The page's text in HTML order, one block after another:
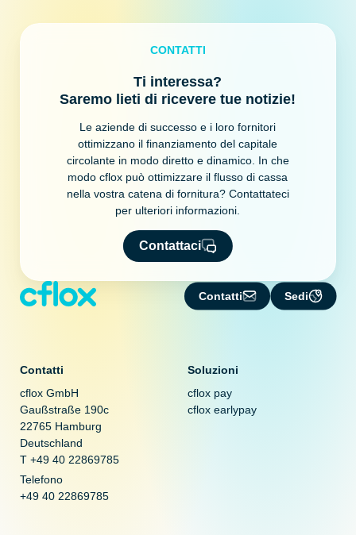
CONTATTI
Ti interessa?
Saremo lieti di ricevere tue notizie!
Le aziende di successo e i loro fornitori
ottimizzano il finanziamento del capitale
circolante in modo diretto e dinamico. In che
modo cflox può ottimizzare il flusso di cassa
nella vostra catena di fornitura? Contattateci
per ulteriori informazioni.
Contattaci
Contatti Sedi
Contatti
cflox GmbH
Gaußstraße 190c
22765 Hamburg
Deutschland
T +49 40 22869785
Telefono
+49 40 22869785
Soluzioni
cflox pay
cflox earlypay